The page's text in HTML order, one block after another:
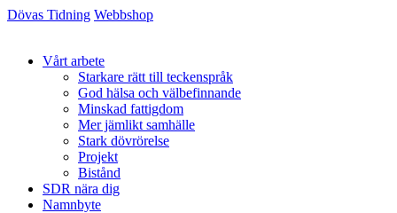
Dövas Tidning Webbshop
Vårt arbete
Starkare rätt till teckenspråk
God hälsa och välbefinnande
Minskad fattigdom
Mer jämlikt samhälle
Stark dövrörelse
Projekt
Bistånd
SDR nära dig
Namnbyte